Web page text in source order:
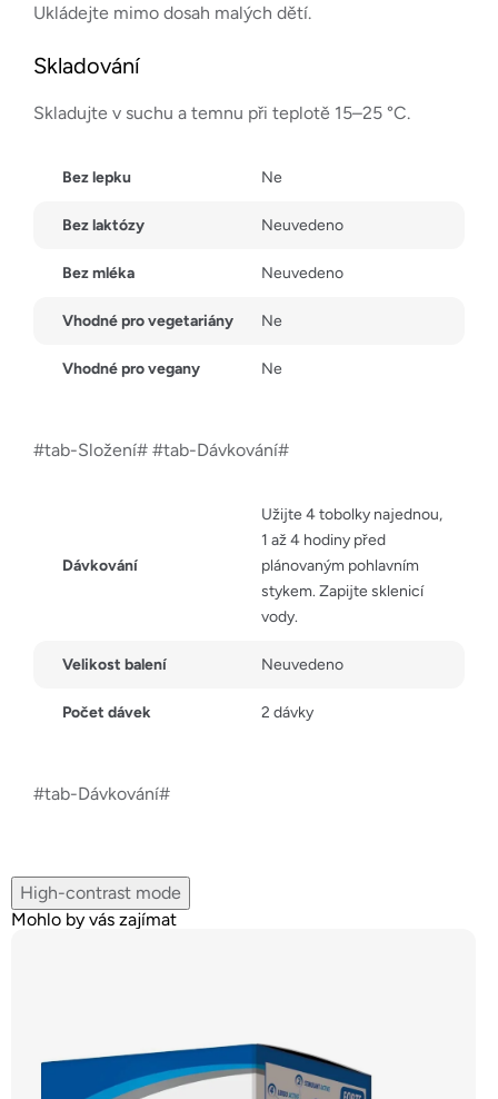
Ukládejte mimo dosah malých dětí.
Skladování
Skladujte v suchu a temnu při teplotě 15–25 °C.
Bez lepku Ne
Bez laktózy Neuvedeno
Bez mléka Neuvedeno
Vhodné pro vegetariány Ne
Vhodné pro vegany Ne
#tab-Složení# #tab-Dávkování#
Dávkování
Užijte 4 tobolky najednou,
1 až 4 hodiny před
plánovaným pohlavním
stykem. Zapijte sklenicí
vody.
Velikost balení Neuvedeno
Počet dávek 2 dávky
#tab-Dávkování#
High-contrast mode
Mohlo by vás zajímat